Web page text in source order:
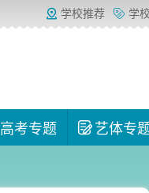
高考专题 艺体专
学校推荐 学